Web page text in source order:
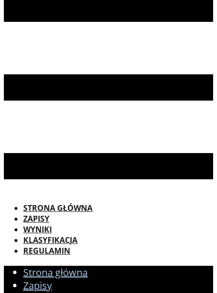
STRONA GŁÓWNA
ZAPISY
WYNIKI
KLASYFIKACJA
REGULAMIN
Strona główna
Zapisy